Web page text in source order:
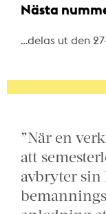
Nästa
…delas ut den
”När en
att
avbryter sin